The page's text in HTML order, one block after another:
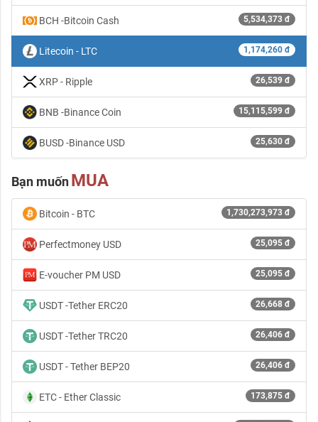
BCH -Bitcoin Cash 5,534,373 đ
Litecoin - LTC 1,174,260 đ
XRP - Ripple 26,539 đ
BNB -Binance Coin 15,115,599 đ
BUSD -Binance USD 25,630 đ
Bạn muốnMUA
Bitcoin - BTC 1,730,273,973 đ
Perfectmoney USD 25,095 đ
E-voucher PM USD 25,095 đ
USDT -Tether ERC20 26,668 đ
USDT -Tether TRC20 26,406 đ
USDT - Tether BEP20 26,406 đ
ETC - Ether Classic 173,875 đ